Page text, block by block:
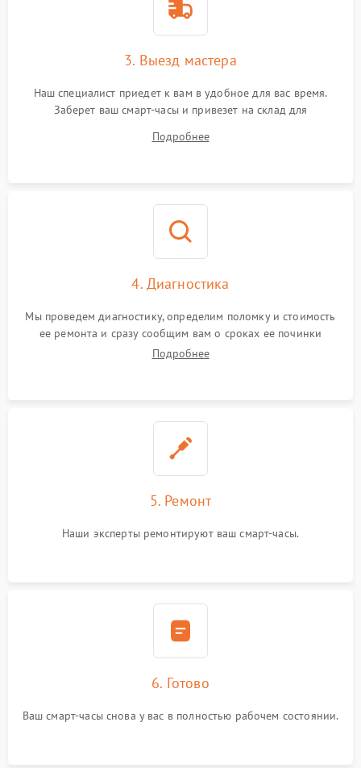
3. Выезд мастера
Наш специалист приедет к вам в удобное для вас время.
Заберет ваш смарт-часы и привезет на склад для
Подробнее
4. Диагностика
Мы проведем диагностику, определим поломку и стоимость
ее ремонта и сразу сообщим вам о сроках ее починки
Подробнее
5. Ремонт
Наши эксперты ремонтируют ваш смарт-часы.
6. Готово
Ваш смарт-часы снова у вас в полностью рабочем состоянии.